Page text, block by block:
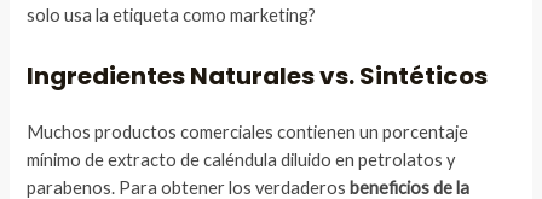
solo usa la etiqueta como marketing?
Ingredientes Naturales vs. Sintéticos
Muchos productos comerciales contienen un porcentaje
mínimo de extracto de caléndula diluido en petrolatos y
parabenos. Para obtener los verdaderos beneficios de la